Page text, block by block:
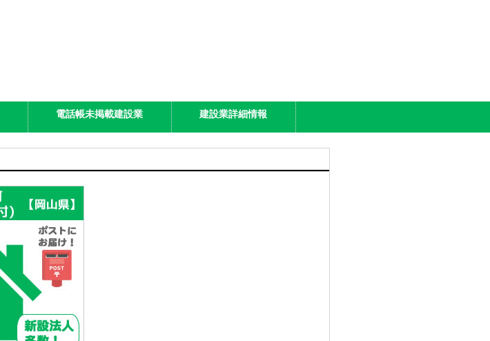
電話帳未掲載建設業 建設業詳細情報